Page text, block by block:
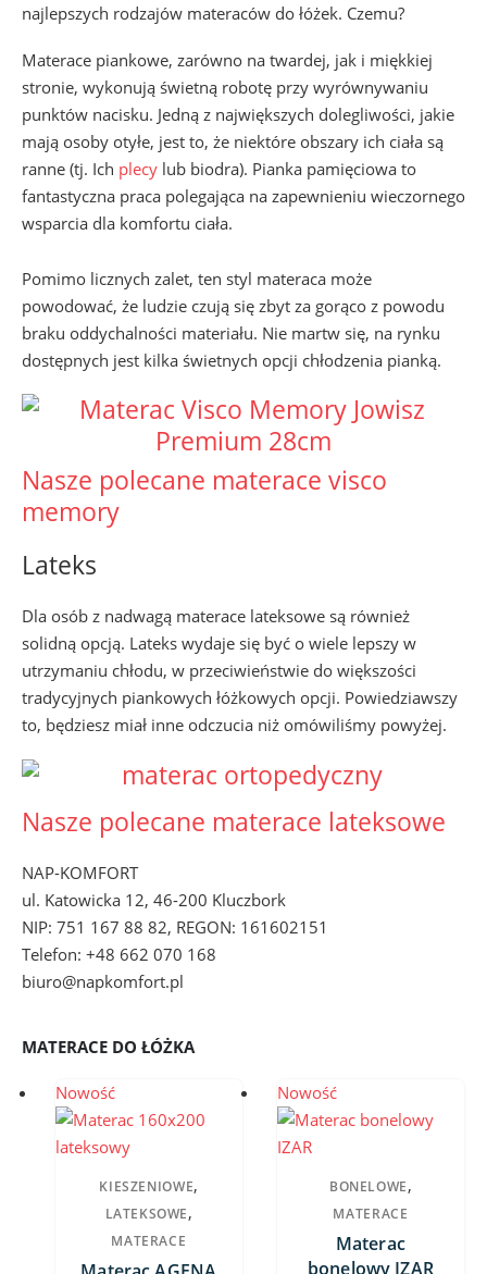
najlepszych rodzajów materaców do łóżek. Czemu?
Materace piankowe, zarówno na twardej, jak i miękkiej
stronie, wykonują świetną robotę przy wyrównywaniu
punktów nacisku. Jedną z największych dolegliwości, jakie
mają osoby otyłe, jest to, że niektóre obszary ich ciała są
ranne (tj. Ich plecy lub biodra). Pianka pamięciowa to
fantastyczna praca polegająca na zapewnieniu wieczornego
wsparcia dla komfortu ciała.
Pomimo licznych zalet, ten styl materaca może
powodować, że ludzie czują się zbyt za gorąco z powodu
braku oddychalności materiału. Nie martw się, na rynku
dostępnych jest kilka świetnych opcji chłodzenia pianką.
Nasze polecane materace visco
memory
Lateks
Dla osób z nadwagą materace lateksowe są również
solidną opcją. Lateks wydaje się być o wiele lepszy w
utrzymaniu chłodu, w przeciwieństwie do większości
tradycyjnych piankowych łóżkowych opcji. Powiedziawszy
to, będziesz miał inne odczucia niż omówiliśmy powyżej.
Nasze polecane materace lateksowe
NAP-KOMFORT
ul. Katowicka 12, 46-200 Kluczbork
NIP: 751 167 88 82, REGON: 161602151
Telefon: +48 662 070 168
biuro@napkomfort.pl
MATERACE DO ŁÓŻKA
Nowość
KIESZENIOWE,
LATEKSOWE,
MATERACE
Nowość
BONELOWE,
MATERACE
Materac
bonelowy IZAR